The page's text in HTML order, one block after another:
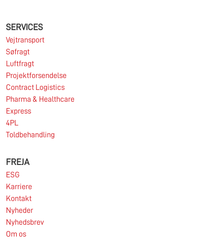
logistikmarkederne, ligesom makroøkonomien på
de fleste af SDK FREJA’s nøglemarkeder var
udfordrende.
11.06.2026
SERVICES
Vejtransport
Søfragt
Luftfragt
Projektforsendelse
Contract Logistics
Pharma & Healthcare
Express
4PL
Toldbehandling
FREJA
ESG
Karriere
Kontakt
Nyheder
Nyhedsbrev
Om os